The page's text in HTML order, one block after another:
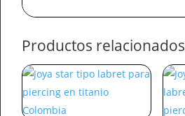
Productos relacionados